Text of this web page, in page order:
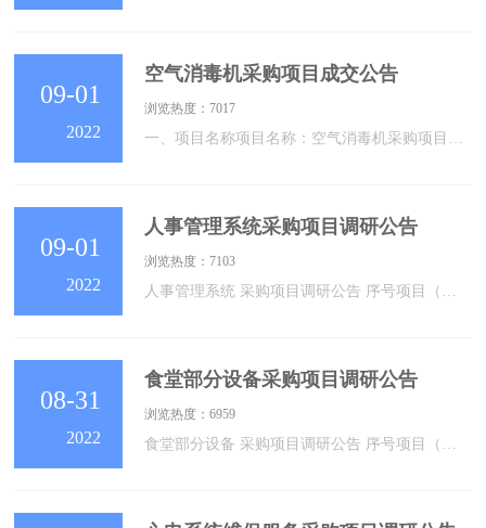
09-01
2022
浏览热度：7017
空气消毒机采购项目成交公告
09-01
2022
浏览热度：7103
人事管理系统采购项目调研公告
08-31
2022
浏览热度：6959
食堂部分设备采购项目调研公告